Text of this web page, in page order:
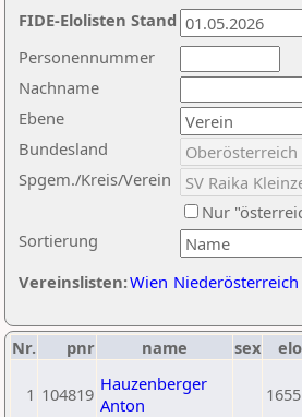
Nachname
Ebene
Sortierung
Personennummer
Bundesland
Spgem./Kreis/Verein
Nur
Vereinslisten:Wien Niederösterreich
FIDE-Elolisten Stand
Nr. pnr name sex elo
1 104819 Hauzenberger
Anton
1655